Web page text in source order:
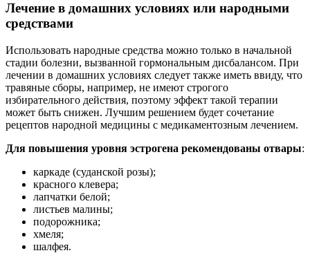
Лечение в домашних условиях или народными
средствами
Использовать народные средства можно только в начальной
стадии болезни, вызванной гормональным дисбалансом. При
лечении в домашних условиях следует также иметь ввиду, что
травяные сборы, например, не имеют строгого
избирательного действия, поэтому эффект такой терапии
может быть снижен. Лучшим решением будет сочетание
рецептов народной медицины с медикаментозным лечением.
Для повышения уровня эстрогена рекомендованы отвары:
каркаде (суданской розы);
красного клевера;
лапчатки белой;
листьев малины;
подорожника;
хмеля;
шалфея.